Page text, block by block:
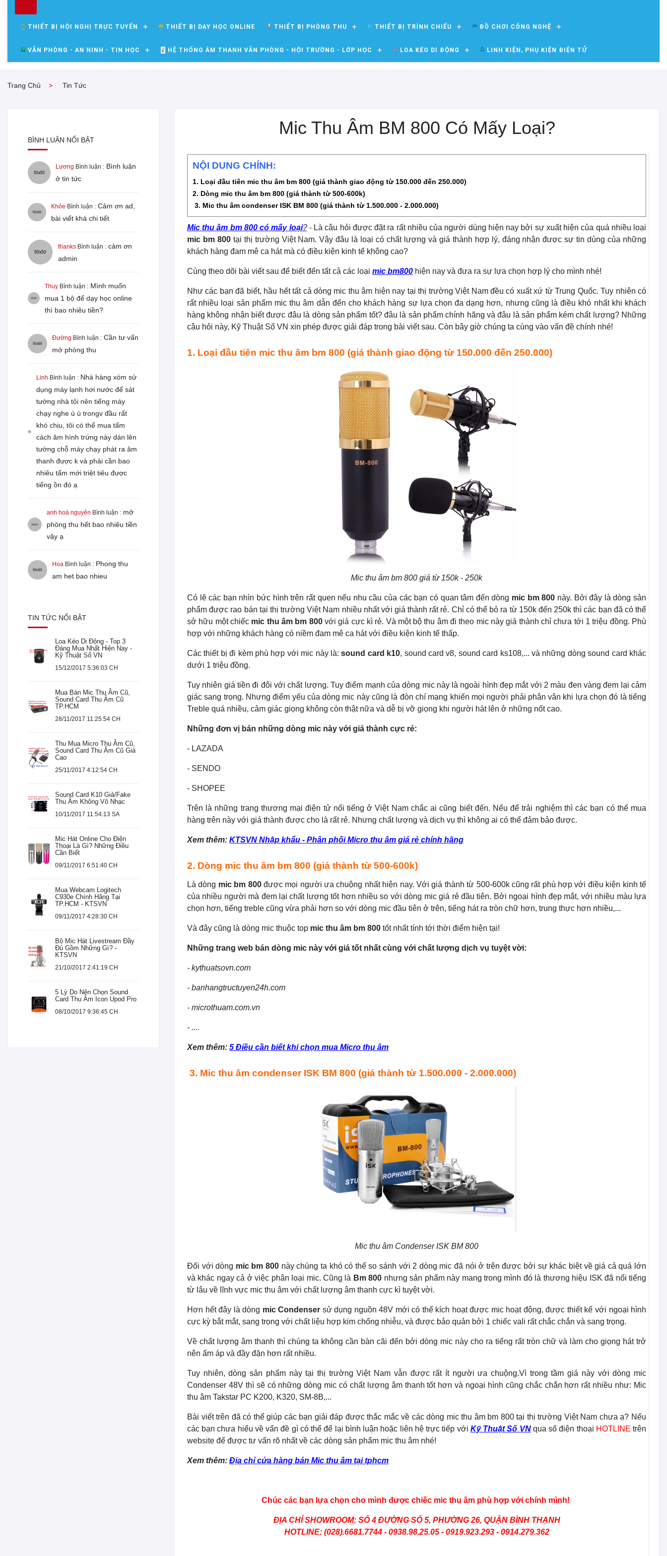
THIẾT BỊ HỘI NGHỊ TRỰC TUYẾN THIẾT BỊ DẠY HỌC ONLINE THIẾT BỊ PHÒNG THU THIẾT BỊ TRÌNH CHIẾU ĐỒ CHƠI CÔNG NGHỆ
VĂN PHÒNG - AN NINH - TIN HỌC HỆ THỐNG ÂM THANH VĂN PHÒNG - HỘI TRƯỜNG - LỚP HỌC LOA KÉO DI ĐỘNG LINH KIỆN, PHỤ KIỆN ĐIỆN TỬ
Trang Chủ Tin Tức
BÌNH LUẬN NỔI BẬT
Lương Bình luận : Bình luận
ở tin tức
Khỏe Bình luận : Cảm ơn ad,
bài viết khá chi tiết
thanksBình luận : cảm ơn
admin
Thuy Bình luận : Mình muốn
mua 1 bộ để dạy học online
thì bao nhiêu tiền?
Đường Bình luận : Cần tư vấn
mở phòng thu
Linh Bình luận : Nhà hàng xóm sử
dụng máy lạnh hơi nước để sát
tường nhà tôi nên tiếng máy
chạy nghe ù ù trongv đầu rất
khó chịu, tôi có thể mua tấm
cách âm hình trứng này dán lên
tường chỗ máy chạy phát ra âm
thanh được k và phải cần bao
nhiêu tấm mới triệt tiêu được
tiếng ồn đó ạ
anh hoà nguyên Bình luận : mở
phòng thu hết bao nhiêu tiền
vậy ạ
Hoa Bình luận : Phong thu
am het bao nhieu
TIN TỨC NỔI BẬT
Loa Kéo Di Động - Top 3
Đáng Mua Nhất Hiện Nay -
Kỹ Thuật Số VN
15/12/2017 5:36:03 CH
Mua Bán Mic Thu Âm Cũ,
Sound Card Thu Âm Cũ
TP.HCM
28/11/2017 11:25:54 CH
Thu Mua Micro Thu Âm Cũ,
Sound Card Thu Âm Cũ Giá
Cao
25/11/2017 4:12:54 CH
Sound Card K10 Giả/Fake
Thu Âm Không Vô Nhạc
10/11/2017 11:54:13 SA
Mic Hát Online Cho Điện
Thoại Là Gì? Những Điều
Cần Biết
09/11/2017 6:51:40 CH
Mua Webcam Logitech
C930e Chính Hãng Tại
TP.HCM - KTSVN
09/11/2017 4:28:30 CH
Bộ Mic Hát Livestream Đầy
Đủ Gồm Những Gì? -
KTSVN
21/10/2017 2:41:19 CH
5 Lý Do Nên Chọn Sound
Card Thu Âm Icon Upod Pro
08/10/2017 9:36:45 CH
Mic Thu Âm BM 800 Có Mấy Loại?
NỘI DUNG CHÍNH:
1. Loại đầu tiên mic thu âm bm 800 (giá thành giao động từ 150.000 đến 250.000)
2. Dòng mic thu âm bm 800 (giá thành từ 500-600k)
3. Mic thu âm condenser ISK BM 800 (giá thành từ 1.500.000 - 2.000.000)
Mic thu âm bm 800 có mấy loại?- Là câu hỏi được đặt ra rất nhiều của người dùng hiện nay bởi sự xuất hiện của quá nhiều loại
mic bm 800tại thị trường Việt Nam. Vậy đâu là loại có chất lượng và giá thành hợp lý, đáng nhận được sự tin dùng của những
khách hàng đam mê ca hát mà có điều kiện kinh tế không cao?
Cùng theo dõi bài viết sau để biết đến tất cả các loại mic bm800 hiện nay và đưa ra sự lựa chọn hợp lý cho mình nhé!
Như các bạn đã biết, hầu hết tất cả dòng mic thu âm hiện nay tại thị trường Việt Nam đều có xuất xứ từ Trung Quốc. Tuy nhiên có
rất nhiều loại sản phẩm mic thu âm dẫn đến cho khách hàng sự lựa chọn đa dạng hơn, nhưng cũng là điều khó nhất khi khách
hàng không nhận biết được đâu là dòng sản phẩm tốt? đâu là sản phẩm chính hãng và đâu là sản phẩm kém chất lượng? Những
câu hỏi này, Kỹ Thuật Số VN xin phép được giải đáp trong bài viết sau. Còn bây giờ chúng ta cùng vào vấn đề chính nhé!
1. Loại đầu tiên mic thu âm bm 800 (giá thành giao động từ 150.000 đến 250.000)
Mic thu âm bm 800 giá từ 150k - 250k
Có lẽ các bạn nhìn bức hình trên rất quen nếu nhu cầu của các bạn có quan tâm đến dòng mic bm 800 này. Bởi đây là dòng sản
phẩm được rao bán tại thị trường Việt Nam nhiều nhất với giá thành rất rẻ. Chỉ có thể bỏ ra từ 150k đến 250k thì các bạn đã có thể
sở hữu một chiếc mic thu âm bm 800với giá cực kì rẻ. Và một bộ thu âm đi theo mic này giá thành chỉ chưa tới 1 triệu đồng. Phù
hợp với những khách hàng có niềm đam mê ca hát với điều kiện kinh tế thấp.
Các thiết bị đi kèm phù hợp với mic này là:sound card k10, sound card v8, sound card ks108,... và những dòng sound card khác
dưới 1 triệu đồng.
Tuy nhiên giá tiền đi đôi với chất lượng. Tuy điểm mạnh của dòng mic này là ngoài hình đẹp mắt với 2 màu đen vàng đem lại cảm
giác sang trọng. Nhưng điểm yếu của dòng mic này cũng là đòn chí mạng khiến mọi người phải phân vân khi lựa chọn đó là tiếng
Treble quá nhiều, cảm giác giọng không còn thật nữa và dễ bị vỡ giọng khi người hát lên ở những nốt cao.
Những đơn vị bán những dòng mic này với giá thành cực rẻ:
- LAZADA
- SENDO
- SHOPEE
Trên là những trang thương mại điện tử nổi tiếng ở Việt Nam chắc ai cũng biết đến. Nếu để trải nghiệm thì các bạn có thể mua
hàng trên này với giá thành được cho là rất rẻ. Nhưng chất lượng và dịch vụ thì không ai có thể đảm bảo được.
Xem thêm: KTSVN Nhập khẩu - Phân phối Micro thu âm giá rẻ chính hãng
2. Dòng mic thu âm bm 800 (giá thành từ 500-600k)
Là dòng mic bm 800được mọi người ưa chuộng nhất hiện nay. Với giá thành từ 500-600k cũng rất phù hợp với điều kiện kinh tế
của nhiều người mà đem lại chất lượng tốt hơn nhiều so với dòng mic giá rẻ đầu tiên. Bởi ngoại hình đẹp mắt, với nhiều màu lựa
chọn hơn, tiếng treble cũng vừa phải hơn so với dòng mic đầu tiên ở trên, tiếng hát ra tròn chữ hơn, trung thực hơn nhiều,...
Và đây cũng là dòng mic thuộc top mic thu âm bm 800 tốt nhất tính tới thời điểm hiện tại!
Những trang web bán dòng mic này với giá tốt nhất cùng với chất lượng dịch vụ tuyệt vời:
- kythuatsovn.com
- banhangtructuyen24h.com
- microthuam.com.vn
- ....
Xem thêm: 5 Điều cần biết khi chọn mua Micro thu âm
3. Mic thu âm condenser ISK BM 800 (giá thành từ 1.500.000 - 2.000.000)
Mic thu âm Condenser ISK BM 800
Đối với dòng mic bm 800 này chúng ta khó có thể so sánh với 2 dòng mic đã nói ở trên được bởi sự khác biệt về giá cả quá lớn
và khác ngay cả ở việc phân loại mic. Cũng là Bm 800 nhưng sản phẩm này mang trong mình đó là thương hiệu ISK đã nổi tiếng
từ lâu về lĩnh vực mic thu âm với chất lượng âm thanh cực kì tuyệt vời.
Hơn hết đây là dòng mic Condenser sử dụng nguồn 48V mới có thể kích hoạt được mic hoạt động, được thiết kế với ngoại hình
cực kỳ bắt mắt, sang trọng với chất liệu hợp kim chống nhiễu, và được bảo quản bởi 1 chiếc vali rất chắc chắn và sang trọng.
Về chất lượng âm thanh thì chúng ta không cần bàn cãi đến bởi dòng mic này cho ra tiếng rất tròn chữ và làm cho giọng hát trở
nên ấm áp và đầy đặn hơn rất nhiều.
Tuy nhiên, dòng sản phẩm này tại thị trường Việt Nam vẫn được rất ít người ưa chuộng.Vì trong tầm giá này với dòng mic
Condenser 48V thì sẽ có những dòng mic có chất lượng âm thanh tốt hơn và ngoại hình cũng chắc chắn hơn rất nhiều như: Mic
thu âm Takstar PC K200, K320, SM-8B,...
Bài viết trên đã có thể giúp các bạn giải đáp được thắc mắc về các dòng mic thu âm bm 800 tại thị trường Việt Nam chưa ạ? Nếu
các bạn chưa hiểu về vấn đề gì có thể để lại bình luận hoặc liên hệ trực tiếp với Kỹ Thuật Số VNqua số điện thoại HOTLINE trên
website để được tư vấn rõ nhất về các dòng sản phẩm mic thu âm nhé!
Xem thêm: Địa chỉ cửa hàng bán Mic thu âm tại tphcm
Chúc các bạn lựa chọn cho mình được chiếc mic thu âm phù hợp với chính mình!
ĐỊA CHỈ SHOWROOM: SỐ 4 ĐƯỜNG SỐ 5, PHƯỜNG 26, QUẬN BÌNH THẠNH
HOTLINE: (028).6681.7744 - 0938.98.25.05 - 0919.923.293 - 0914.279.362